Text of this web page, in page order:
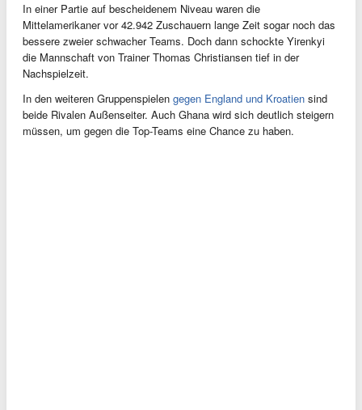
In einer Partie auf bescheidenem Niveau waren die
Mittelamerikaner vor 42.942 Zuschauern lange Zeit sogar noch das
bessere zweier schwacher Teams. Doch dann schockte Yirenkyi
die Mannschaft von Trainer Thomas Christiansen tief in der
Nachspielzeit.
In den weiteren Gruppenspielen gegen England und Kroatien sind
beide Rivalen Außenseiter. Auch Ghana wird sich deutlich steigern
müssen, um gegen die Top-Teams eine Chance zu haben.